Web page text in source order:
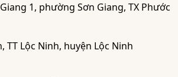
1, phường Sơn Giang, TX Phước
TT Lộc Ninh, huyện Lộc Ninh